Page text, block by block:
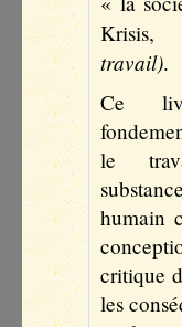
travail).
Ce
le
humain
critique
les